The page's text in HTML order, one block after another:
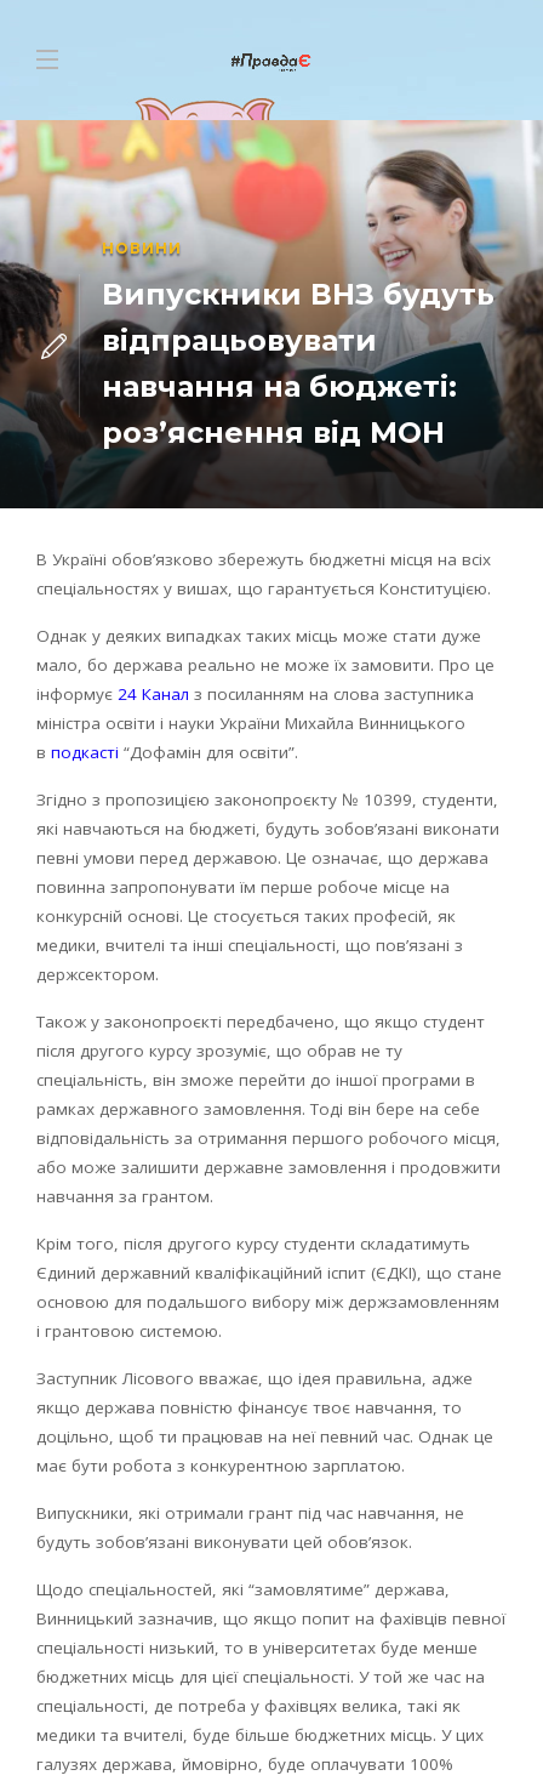
НОВИНИ
Випускники ВНЗ будуть
відпрацьовувати
навчання на бюджеті:
роз’яснення від МОН
В Україні обов’язково збережуть бюджетні місця на всіх
спеціальностях у вишах, що гарантується Конституцією.
Однак у деяких випадках таких місць може стати дуже
мало, бо держава реально не може їх замовити. Про це
інформує 24 Канал з посиланням на слова заступника
міністра освіти і науки України Михайла Винницького
в подкасті “Дофамін для освіти”.
Згідно з пропозицією законопроєкту № 10399, студенти,
які навчаються на бюджеті, будуть зобов’язані виконати
певні умови перед державою. Це означає, що держава
повинна запропонувати їм перше робоче місце на
конкурсній основі. Це стосується таких професій, як
медики, вчителі та інші спеціальності, що пов’язані з
держсектором.
Також у законопроєкті передбачено, що якщо студент
після другого курсу зрозуміє, що обрав не ту
спеціальність, він зможе перейти до іншої програми в
рамках державного замовлення. Тоді він бере на себе
відповідальність за отримання першого робочого місця,
або може залишити державне замовлення і продовжити
навчання за грантом.
Крім того, після другого курсу студенти складатимуть
Єдиний державний кваліфікаційний іспит (ЄДКІ), що стане
основою для подальшого вибору між держзамовленням
і грантовою системою.
Заступник Лісового вважає, що ідея правильна, адже
якщо держава повністю фінансує твоє навчання, то
доцільно, щоб ти працював на неї певний час. Однак це
має бути робота з конкурентною зарплатою.
Випускники, які отримали грант під час навчання, не
будуть зобов’язані виконувати цей обов’язок.
Щодо спеціальностей, які “замовлятиме” держава,
Винницький зазначив, що якщо попит на фахівців певної
спеціальності низький, то в університетах буде менше
бюджетних місць для цієї спеціальності. У той же час на
спеціальності, де потреба у фахівцях велика, такі як
медики та вчителі, буде більше бюджетних місць. У цих
галузях держава, ймовірно, буде оплачувати 100%